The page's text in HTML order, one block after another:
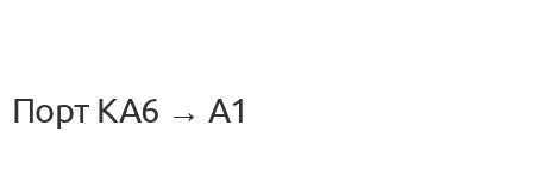
Порт KA6 → A1